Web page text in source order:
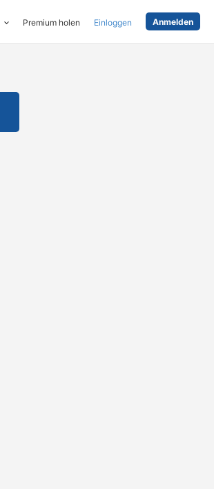
Premium holen Einloggen Anmelden